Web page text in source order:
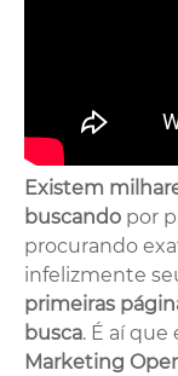
Existem
buscando por
procurando
infelizmente
primeiras
busca. É aí que
Marketing